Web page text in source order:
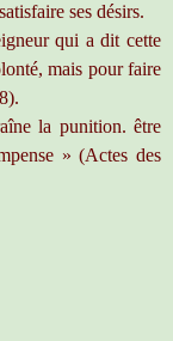
ses désirs.
qui a dit cette
mais pour faire
la punition. être
» (Actes des